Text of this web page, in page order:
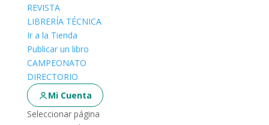
REVISTA
LIBRERÍA TÉCNICA
Ir a la Tienda
Publicar un libro
CAMPEONATO
DIRECTORIO
Mi Cuenta
Seleccionar página